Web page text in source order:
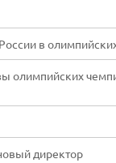
в
олимпийских
директор